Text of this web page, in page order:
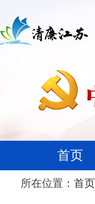
首页
所在位置： 首页